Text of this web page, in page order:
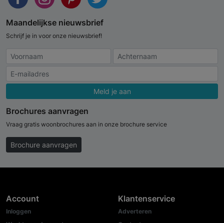
Maandelijkse nieuwsbrief
Schrijf je in voor onze nieuwsbrief!
Meld je aan
Brochures aanvragen
Vraag gratis woonbrochures aan in onze brochure service
Brochure aanvragen
Account
Inloggen
Klantenservice
Adverteren